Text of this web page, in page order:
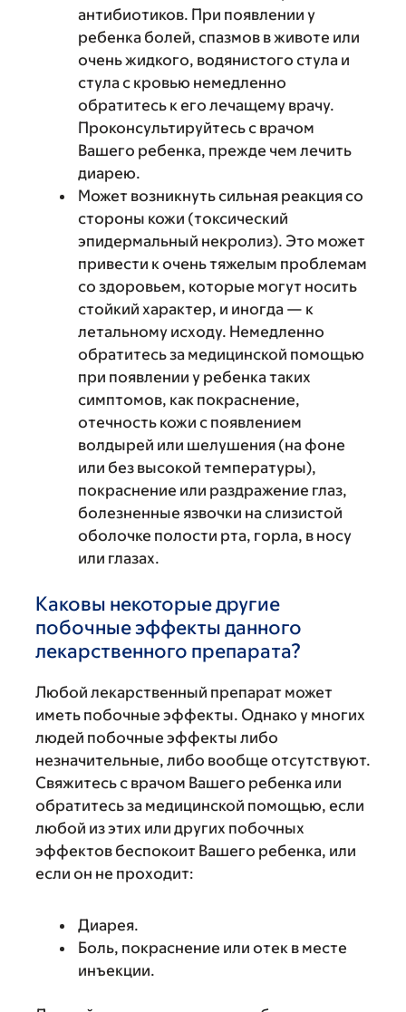
антибиотиков. При появлении у
ребенка болей, спазмов в животе или
очень жидкого, водянистого стула и
стула с кровью немедленно
обратитесь к его лечащему врачу.
Проконсультируйтесь с врачом
Вашего ребенка, прежде чем лечить
диарею.
Может возникнуть сильная реакция со
стороны кожи (токсический
эпидермальный некролиз). Это может
привести к очень тяжелым проблемам
со здоровьем, которые могут носить
стойкий характер, и иногда — к
летальному исходу. Немедленно
обратитесь за медицинской помощью
при появлении у ребенка таких
симптомов, как покраснение,
отечность кожи с появлением
волдырей или шелушения (на фоне
или без высокой температуры),
покраснение или раздражение глаз,
болезненные язвочки на слизистой
оболочке полости рта, горла, в носу
или глазах.
Каковы некоторые другие
побочные эффекты данного
лекарственного препарата?
Любой лекарственный препарат может
иметь побочные эффекты. Однако у многих
людей побочные эффекты либо
незначительные, либо вообще отсутствуют.
Свяжитесь с врачом Вашего ребенка или
обратитесь за медицинской помощью, если
любой из этих или других побочных
эффектов беспокоит Вашего ребенка, или
если он не проходит:
Диарея.
Боль, покраснение или отек в месте
инъекции.